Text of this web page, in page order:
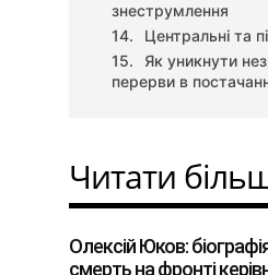
знеструмлення
Центральні та
Як уникнути
перерви в
Читати
Олексій Юков:
смерть на фронті